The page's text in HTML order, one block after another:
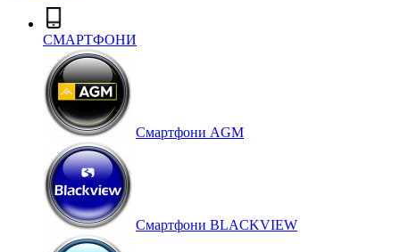
СМАРТФОНИ
Cмартфони AGM
Смартфони BLACKVIEW